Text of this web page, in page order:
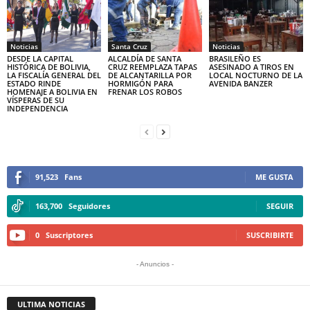
Noticias
DESDE LA CAPITAL
HISTÓRICA DE BOLIVIA,
LA FISCALÍA GENERAL DEL
ESTADO RINDE
HOMENAJE A BOLIVIA EN
VÍSPERAS DE SU
INDEPENDENCIA
Santa Cruz
ALCALDÍA DE SANTA
CRUZ REEMPLAZA TAPAS
DE ALCANTARILLA POR
HORMIGÓN PARA
FRENAR LOS ROBOS
Noticias
BRASILEÑO ES
ASESINADO A TIROS EN
LOCAL NOCTURNO DE LA
AVENIDA BANZER
91,523 Fans ME GUSTA
163,700 Seguidores SEGUIR
0 Suscriptores SUSCRIBIRTE
- Anuncios -
ULTIMA NOTICIAS